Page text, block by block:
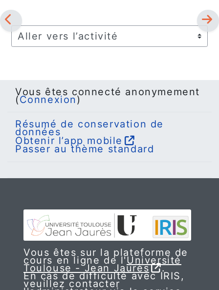
Aller vers l’activité
Vous êtes connecté anonymement
(Connexion)
Résumé de conservation de
données
Obtenir l’app mobile
Passer au thème standard
Vous êtes sur la plateforme de
cours en ligne de l'Université
Toulouse - Jean Jaurès .
En cas de difficulté avec IRIS,
veuillez contacter